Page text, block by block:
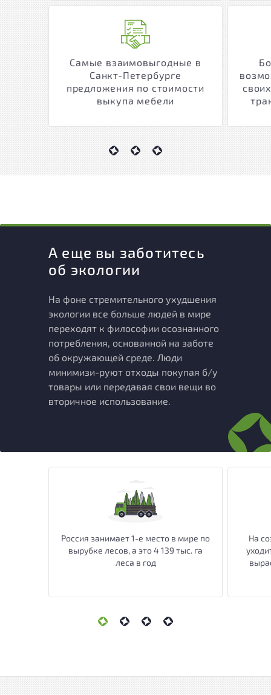
Самые взаимовыгодные в
Санкт-Петербурге
предложения по стоимости
выкупа мебели
А еще вы заботитесь
об экологии
На фоне стремительного ухудшения
экологии все больше людей в мире
переходят к философии осознанного
потребления, основанной на заботе
об окружающей среде. Люди
минимизи-руют отходы покупая б/у
товары или передавая свои вещи во
вторичное использование.
Россия занимает 1-е место в мире по
вырубке лесов, а это 4 139 тыс. га
леса в год
На